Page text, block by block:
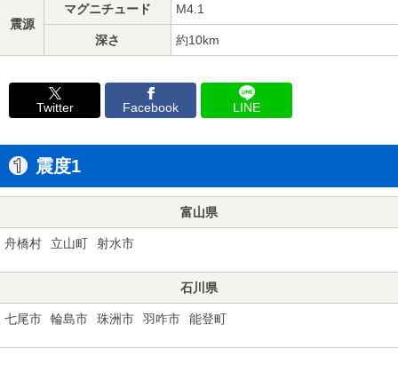
震源
マグニチュード M4.1
深さ 約10km
Twitter Facebook LINE
震度1
富山県
舟橋村 立山町 射水市
石川県
七尾市 輪島市 珠洲市 羽咋市 能登町